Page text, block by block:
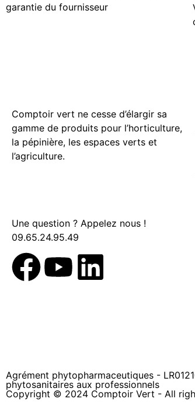
garantie du fournisseur
Comptoir vert ne cesse d’élargir sa
gamme de produits pour l’horticulture,
la pépinière, les espaces verts et
l’agriculture.
Une question ? Appelez nous !
09.65.24.95.49
Agrément phytopharmaceutiques -
phytosanitaires aux professionnels
Copyright © 2024 Comptoir Vert - All